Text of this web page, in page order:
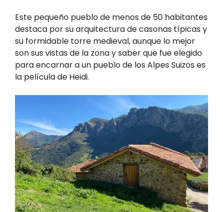
Este pequeño pueblo de menos de 50 habitantes
destaca por su arquitectura de casonas típicas y
su formidable torre medieval, aunque lo mejor
son sus vistas de la zona y saber que fue elegido
para encarnar a un pueblo de los Alpes Suizos es
la película de Heidi.